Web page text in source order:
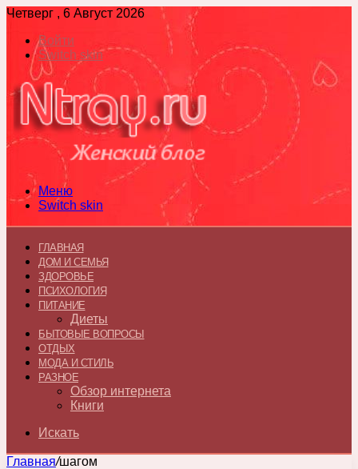
Четверг , 6 Август 2026
Войти
Switch skin
Меню
Switch skin
ГЛАВНАЯ
ДОМ И СЕМЬЯ
ЗДОРОВЬЕ
ПСИХОЛОГИЯ
ПИТАНИЕ
Диеты
БЫТОВЫЕ ВОПРОСЫ
ОТДЫХ
МОДА И СТИЛЬ
РАЗНОЕ
Обзор интернета
Книги
Искать
Главная/шагом